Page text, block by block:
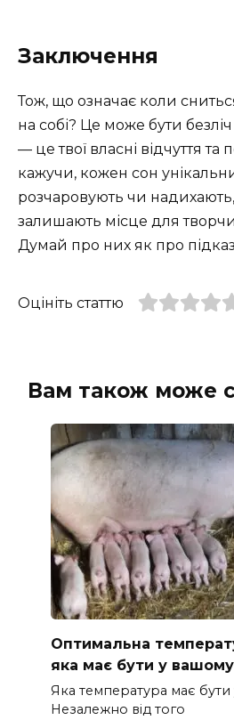
Заключення
Тож, що означає коли
на собі? Це може бути
— це твої власні відчуття
кажучи, кожен сон
розчаровують чи
залишають місце для
Думай про них як про
Оцініть статтю
Вам також може
Оптимальна
яка має бути у
Яка температура має бути
Незалежно від того